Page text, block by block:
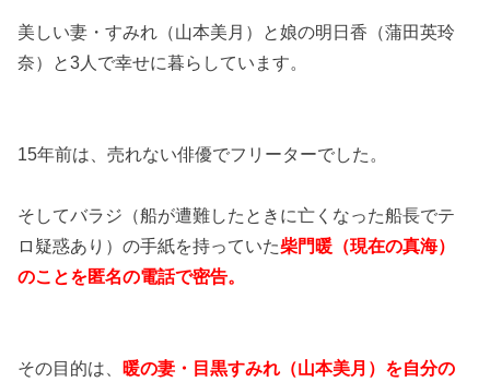
美しい妻・すみれ（山本美月）と娘の明日香（蒲田英玲
奈）と3人で幸せに暮らしています。
15年前は、売れない俳優でフリーターでした。
そしてバラジ（船が遭難したときに亡くなった船長でテ
ロ疑惑あり）の手紙を持っていた柴門暖（現在の真海）
のことを匿名の電話で密告。
その目的は、暖の妻・目黒すみれ（山本美月）を自分の